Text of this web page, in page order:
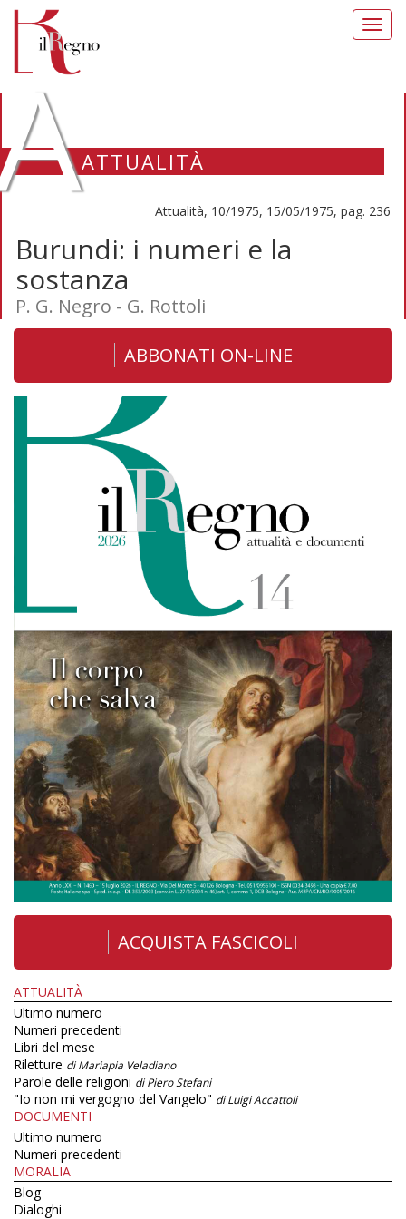
ATTUALITÀ
Attualità, 10/1975, 15/05/1975, pag. 236
Burundi: i numeri e la
sostanza
P. G. Negro - G. Rottoli
ABBONATI ON-LINE
ACQUISTA FASCICOLI
ATTUALITÀ
Ultimo numero
Numeri precedenti
Libri del mese
Riletture di Mariapia Veladiano
Parole delle religioni di Piero Stefani
"Io non mi vergogno del Vangelo" di Luigi Accattoli
DOCUMENTI
Ultimo numero
Numeri precedenti
MORALIA
Blog
Dialoghi